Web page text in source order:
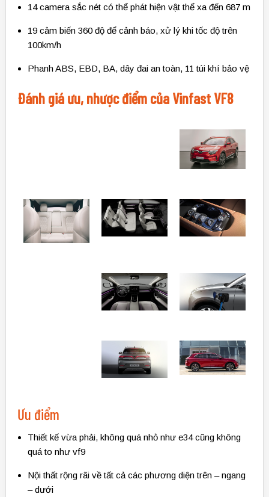
14 camera sắc nét có thể phát hiện vật thể xa đến 687 m
19 cảm biến 360 độ để cảnh báo, xử lý khi tốc độ trên
100km/h
Phanh ABS, EBD, BA, dây đai an toàn, 11 túi khí bảo vệ
Đánh giá ưu, nhược điểm của Vinfast VF8
Ưu điểm
Thiết kế vừa phải, không quá nhỏ như e34 cũng không
quá to như vf9
Nội thất rộng rãi về tất cả các phương diện trên – ngang
– dưới